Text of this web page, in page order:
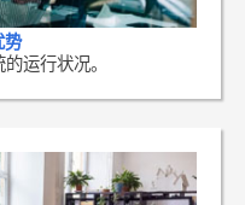
运行状况。